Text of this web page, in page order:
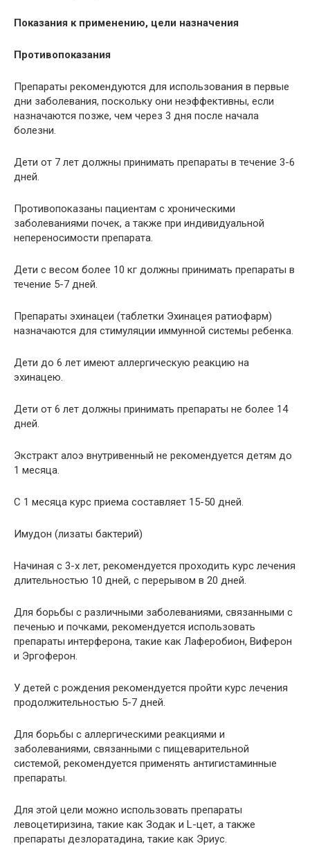
Показания к применению, цели назначения
Противопоказания
Препараты рекомендуются для использования в первые
дни заболевания, поскольку они неэффективны, если
назначаются позже, чем через 3 дня после начала
болезни.
Дети от 7 лет должны принимать препараты в течение 3-6
дней.
Противопоказаны пациентам с хроническими
заболеваниями почек, а также при индивидуальной
непереносимости препарата.
Дети с весом более 10 кг должны принимать препараты в
течение 5-7 дней.
Препараты эхинацеи (таблетки Эхинацея ратиофарм)
назначаются для стимуляции иммунной системы ребенка.
Дети до 6 лет имеют аллергическую реакцию на
эхинацею.
Дети от 6 лет должны принимать препараты не более 14
дней.
Экстракт алоэ внутривенный не рекомендуется детям до
1 месяца.
С 1 месяца курс приема составляет 15-50 дней.
Имудон (лизаты бактерий)
Начиная с 3-х лет, рекомендуется проходить курс лечения
длительностью 10 дней, с перерывом в 20 дней.
Для борьбы с различными заболеваниями, связанными с
печенью и почками, рекомендуется использовать
препараты интерферона, такие как Лаферобион, Виферон
и Эргоферон.
У детей с рождения рекомендуется пройти курс лечения
продолжительностью 5-7 дней.
Для борьбы с аллергическими реакциями и
заболеваниями, связанными с пищеварительной
системой, рекомендуется применять антигистаминные
препараты.
Для этой цели можно использовать препараты
левоцетиризина, такие как Зодак и L-цет, а также
препараты дезлоратадина, такие как Эриус.